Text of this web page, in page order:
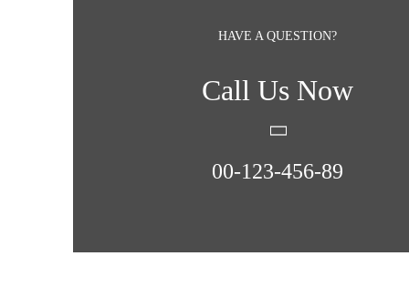
HAVE A QUESTION?
Call Us Now
00-123-456-89